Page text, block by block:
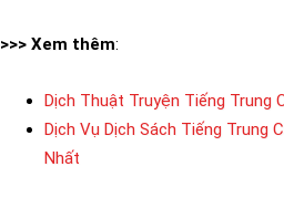
>>> Xem thêm:
Dịch Thuật Truyện Tiếng Trung
Dịch Vụ Dịch Sách Tiếng Trung
Nhất